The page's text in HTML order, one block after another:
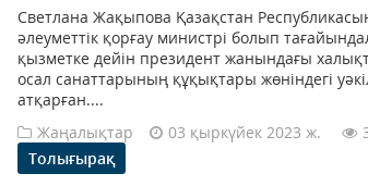
Светлана Жақыпова Қазақстан
әлеуметтік қорғау министрі болып
қызметке дейін президент жанындағы
осал санаттарының құқықтары жөніндегі
атқарған....
Жаңалықтар
03 қыркүйек 2023 ж.
Толығырақ